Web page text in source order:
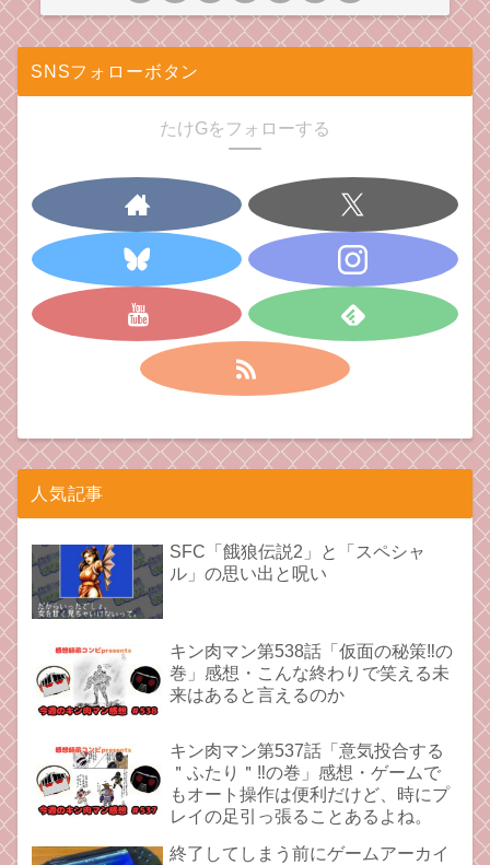
SNSフォローボタン
たけGをフォローする
人気記事
SFC「餓狼伝説2」と「スペシャ
ル」の思い出と呪い
キン肉マン第538話「仮面の秘策‼︎の
巻」感想・こんな終わりで笑える未
来はあると言えるのか
キン肉マン第537話「意気投合する
＂ふたり＂‼︎の巻」感想・ゲームで
もオート操作は便利だけど、時にプ
レイの足引っ張ることあるよね。
終了してしまう前にゲームアーカイ